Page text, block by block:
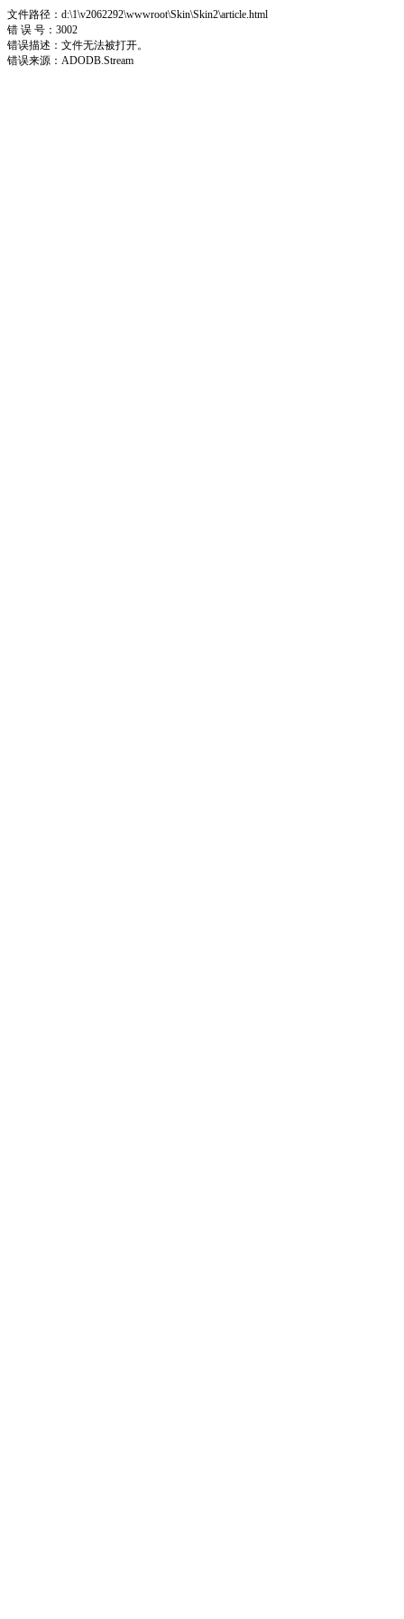
文件路径：d:\1\v2062292\wwwroot\Skin\Skin2\article.html
错 误 号：3002
错误描述：文件无法被打开。
错误来源：ADODB.Stream